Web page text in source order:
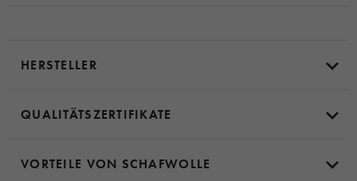
HERSTELLER
QUALITÄTSZERTIFIKATE
VORTEILE VON SCHAFWOLLE